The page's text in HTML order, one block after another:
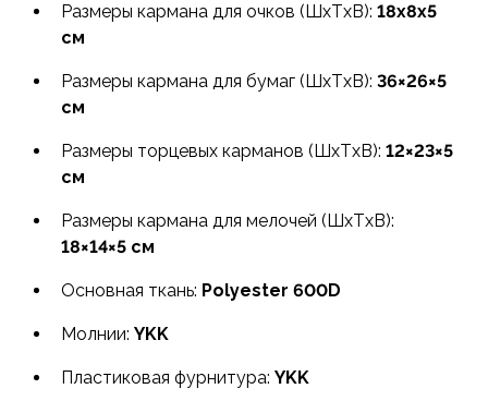
Размеры кармана для очков (ШxТxВ): 18x8x5
см
Размеры кармана для бумаг (ШxТxВ): 36×26×5
см
Размеры торцевых карманов (ШxТxВ): 12×23×5
см
Размеры кармана для мелочей (ШxТxВ):
18×14×5 см
Основная ткань: Polyester 600D
Молнии: YKK
Пластиковая фурнитура: YKK